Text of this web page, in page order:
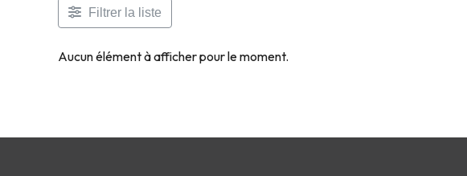
Filtrer la liste
Aucun élément à afficher pour le moment.